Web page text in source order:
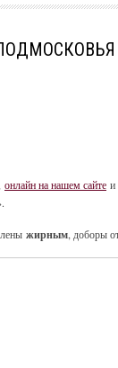
онлайн на нашем сайте
жирным , доборы